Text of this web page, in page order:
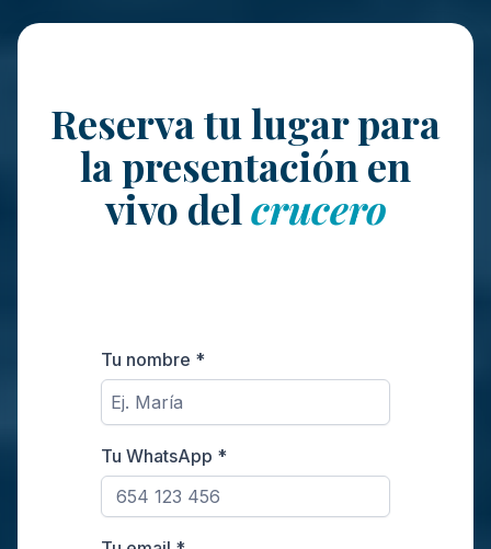
Reserva tu lugar para
la presentación en
vivo del crucero
Tu nombre *
Tu WhatsApp *